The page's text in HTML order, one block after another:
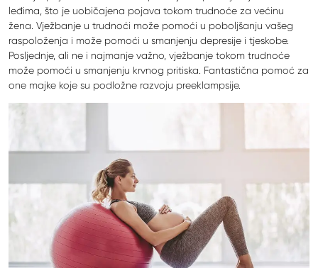
leđima, što je uobičajena pojava tokom trudnoće za većinu
žena. Vježbanje u trudnoći može pomoći u poboljšanju vašeg
raspoloženja i može pomoći u smanjenju depresije i tjeskobe.
Posljednje, ali ne i najmanje važno, vježbanje tokom trudnoće
može pomoći u smanjenju krvnog pritiska. Fantastična pomoć za
one majke koje su podložne razvoju preeklampsije.